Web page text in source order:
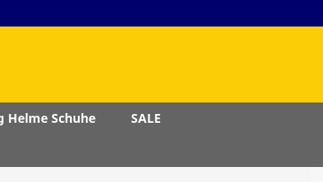
Helme Schuhe
SALE